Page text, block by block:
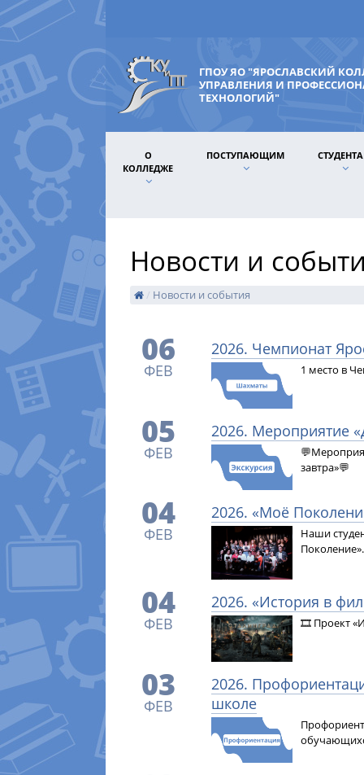
ГПОУ ЯО "ЯРОСЛАВСКИЙ
УПРАВЛЕНИЯ И
ТЕХНОЛОГИЙ"
О
КОЛЛЕДЖЕ
ПОСТУПАЮЩИМ
Новости и
/ Новости и события
06
ФЕВ
2026. Чемпионат
1 место в
05
ФЕВ
2026. Мероприятие
завтра»💬
04
ФЕВ
2026. «Моё
Наши
Поколение».
04
ФЕВ
2026. «История в
🎞 Проект
03
ФЕВ
2026.
школе